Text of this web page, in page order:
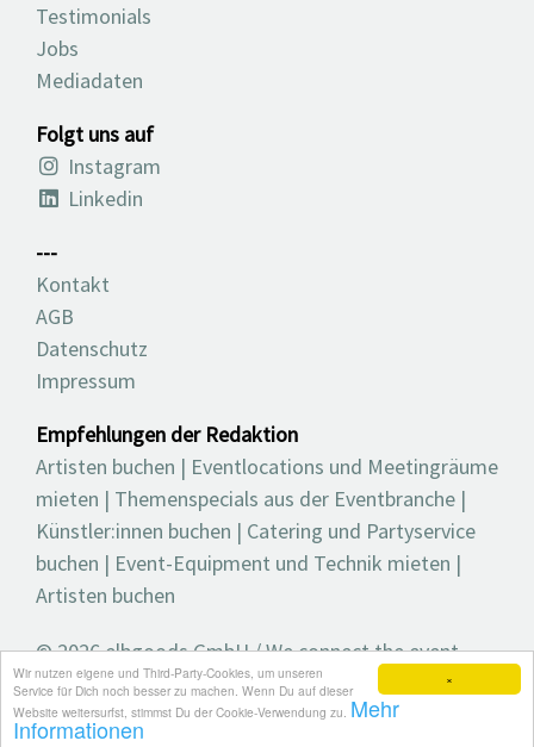
×
Wir nutzen eigene und Third-Party-Cookies, um unseren
Service für Dich noch besser zu machen. Wenn Du auf dieser
Website weitersurfst, stimmst Du der Cookie-Verwendung zu. Mehr
Informationen
Testimonials
Jobs
Mediadaten
Folgt uns auf
Instagram
Linkedin
---
Kontakt
AGB
Datenschutz
Impressum
Empfehlungen der Redaktion
Artisten buchen | Eventlocations und Meetingräume
mieten | Themenspecials aus der Eventbranche |
Künstler:innen buchen | Catering und Partyservice
buchen | Event-Equipment und Technik mieten |
Artisten buchen
© 2026 elbgoods GmbH / We connect the event
industry / Medienvielfalt für die Eventplanung /
Eventbranchenbuch, Blog, Magazin und mehr